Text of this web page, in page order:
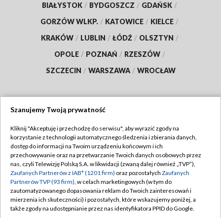
BIAŁYSTOK / BYDGOSZCZ / GDAŃSK /
GORZÓW WLKP. / KATOWICE / KIELCE /
KRAKÓW / LUBLIN / ŁÓDŹ / OLSZTYN /
OPOLE / POZNAŃ / RZESZÓW /
SZCZECIN / WARSZAWA / WROCŁAW
TVP
Abonament TVP
Emisja w TVP
Centrum informacji TVP
Naziemna Telewizja Cyfrowa
Regulamin TVP
Polityka prywatności
Moje zgody
Pomoc
Szanujemy Twoją prywatność
Kliknij "Akceptuję i przechodzę do serwisu", aby wyrazić zgody na
korzystanie z technologii automatycznego śledzenia i zbierania danych,
dostęp do informacji na Twoim urządzeniu końcowym i ich
przechowywanie oraz na przetwarzanie Twoich danych osobowych przez
nas, czyli Telewizję Polską S.A. w likwidacji (zwaną dalej również „TVP”),
Zaufanych Partnerów z IAB* (1201 firm) oraz pozostałych Zaufanych
Partnerów TVP (93 firm), w celach marketingowych (w tym do
zautomatyzowanego dopasowania reklam do Twoich zainteresowań i
mierzenia ich skuteczności) i pozostałych, które wskazujemy poniżej, a
także zgody na udostępnianie przez nas identyfikatora PPID do Google.